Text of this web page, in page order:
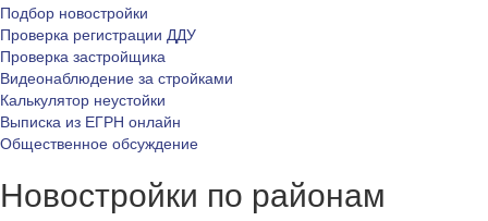
Подбор новостройки
Проверка регистрации ДДУ
Проверка застройщика
Видеонаблюдение за стройками
Калькулятор неустойки
Выписка из ЕГРН онлайн
Общественное обсуждение
Новостройки по районам